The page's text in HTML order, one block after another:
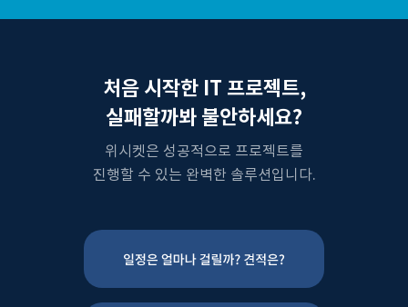
처음 시작한 IT 프로젝트,
실패할까봐 불안하세요?
위시켓은 성공적으로 프로젝트를
진행할 수 있는 완벽한 솔루션입니다.